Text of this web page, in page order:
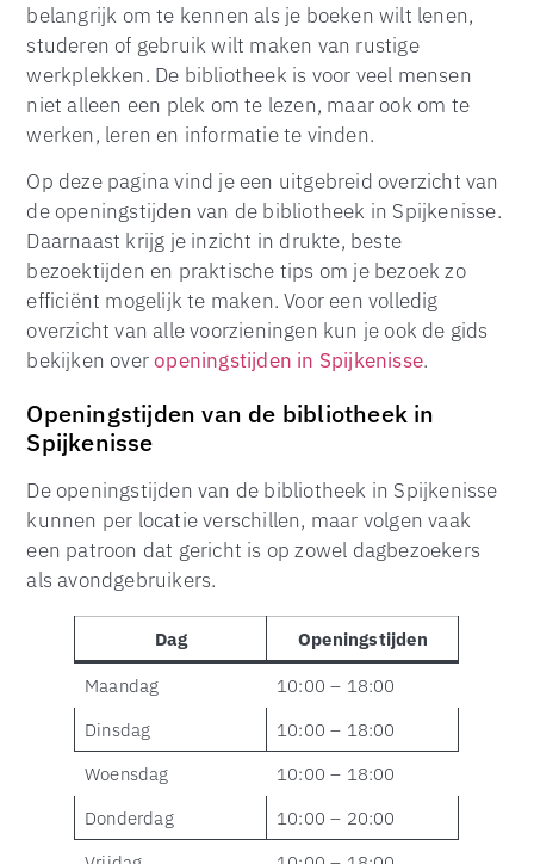
belangrijk om te kennen als je boeken wilt lenen,
studeren of gebruik wilt maken van rustige
werkplekken. De bibliotheek is voor veel mensen
niet alleen een plek om te lezen, maar ook om te
werken, leren en informatie te vinden.
Op deze pagina vind je een uitgebreid overzicht van
de openingstijden van de bibliotheek in Spijkenisse.
Daarnaast krijg je inzicht in drukte, beste
bezoektijden en praktische tips om je bezoek zo
efficiënt mogelijk te maken. Voor een volledig
overzicht van alle voorzieningen kun je ook de gids
bekijken overopeningstijden in Spijkenisse.
Openingstijden van de bibliotheek in
Spijkenisse
De openingstijden van de bibliotheek in Spijkenisse
kunnen per locatie verschillen, maar volgen vaak
een patroon dat gericht is op zowel dagbezoekers
als avondgebruikers.
Dag
Openingstijden
Maandag
10:00 – 18:00
Dinsdag
10:00 – 18:00
Woensdag
10:00 – 18:00
Donderdag
10:00 – 20:00